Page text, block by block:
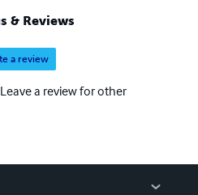
& Reviews
a review
a review for other